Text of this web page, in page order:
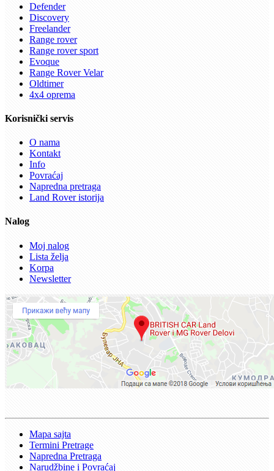
Defender
Discovery
Freelander
Range rover
Range rover sport
Evoque
Range Rover Velar
Oldtimer
4x4 oprema
Korisnički servis
O nama
Kontakt
Info
Povraćaj
Napredna pretraga
Land Rover istorija
Nalog
Moj nalog
Lista želja
Korpa
Newsletter
Mapa sajta
Termini Pretrage
Napredna Pretraga
Narudžbine i Povraćaj